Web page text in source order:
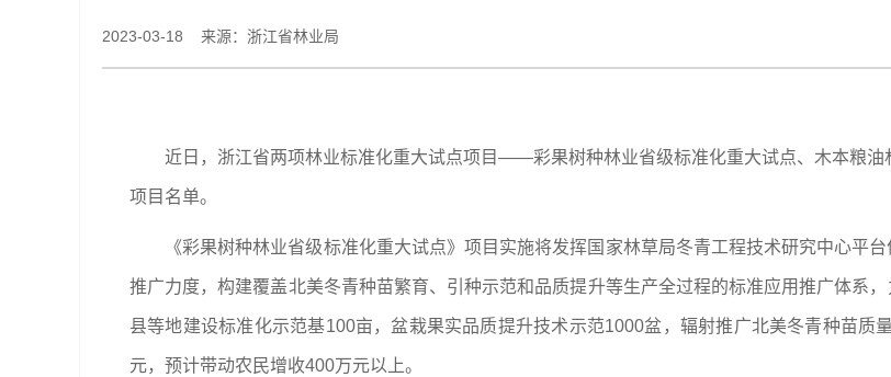
2023-03-18 来源：浙江省林业局
近日，浙江省两项林业标准化重大试点项目——彩果树种林业省级标准化重大试点、木本粮
项目名单。
《彩果树种林业省级标准化重大试点》项目实施将发挥国家林草局冬青工程技术研究中心平
推广力度，构建覆盖北美冬青种苗繁育、引种示范和品质提升等生产全过程的标准应用推广体系
县等地建设标准化示范基100亩，盆栽果实品质提升技术示范1000盆，辐射推广北美冬青种苗质
元，预计带动农民增收400万元以上。